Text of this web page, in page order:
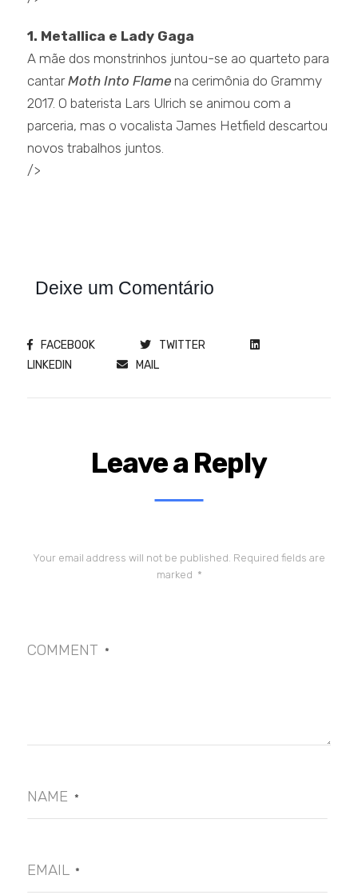
1. Metallica e Lady Gaga
A mãe dos monstrinhos juntou-se ao quarteto para
cantarMoth Into Flame na cerimônia do Grammy
2017. O baterista Lars Ulrich se animou com a
parceria, mas o vocalista James Hetfield descartou
novos trabalhos juntos.
/>
Deixe um Comentário
FACEBOOK
TWITTER
LINKEDIN
MAIL
Leave a Reply
Your email address will not be published. Required fields are
marked *
COMMENT *
NAME *
EMAIL *